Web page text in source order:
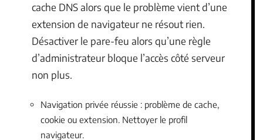
cache DNS alors que le problème vient d’une
extension de navigateur ne résout rien.
Désactiver le pare-feu alors qu’une règle
d’administrateur bloque l’accès côté serveur
non plus.
Navigation privée réussie : problème de cache,
cookie ou extension. Nettoyer le profil
navigateur.